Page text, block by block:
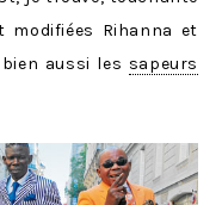
modifiées Rihanna et
bien aussi les sapeurs